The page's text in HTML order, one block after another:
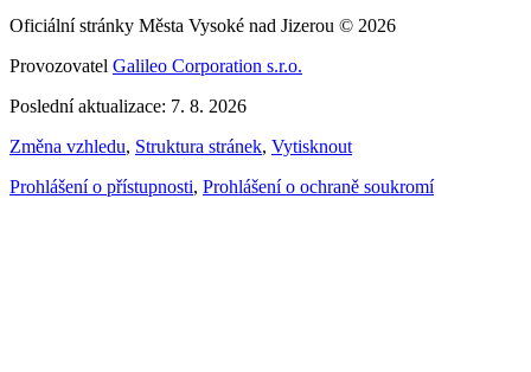
Oficiální stránky Města Vysoké nad Jizerou © 2026
Provozovatel Galileo Corporation s.r.o.
Poslední aktualizace: 7. 8. 2026
Změna vzhledu, Struktura stránek, Vytisknout
Prohlášení o přístupnosti, Prohlášení o ochraně soukromí